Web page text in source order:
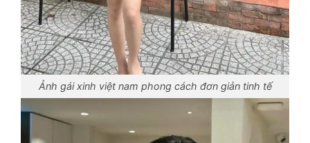
Ảnh gái xinh việt nam phong cách đơn giản tinh tế